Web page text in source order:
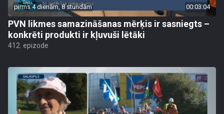
pirms 4 dienām, 8 stundām 00:03:04
PVN likmes samazināšanas mērķis ir sasniegts –
konkrēti produkti ir kļuvuši lētāki
412. epizode